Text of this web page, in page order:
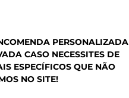
PERSONALIZADA
CASO NECESSITES DE
ESPECÍFICOS QUE NÃO
NO SITE!